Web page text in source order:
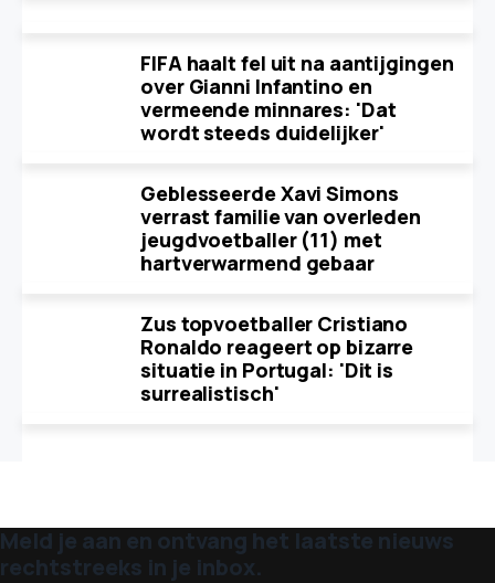
FIFA haalt fel uit na aantijgingen
over Gianni Infantino en
vermeende minnares: 'Dat
wordt steeds duidelijker'
Geblesseerde Xavi Simons
verrast familie van overleden
jeugdvoetballer (11) met
hartverwarmend gebaar
Zus topvoetballer Cristiano
Ronaldo reageert op bizarre
situatie in Portugal: 'Dit is
surrealistisch'
Meld je aan en ontvang het laatste nieuws
rechtstreeks in je inbox.